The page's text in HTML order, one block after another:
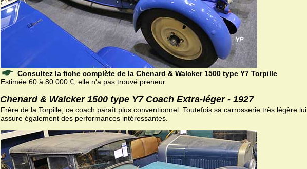
Consultez la fiche complète de la Chenard & Walcker 1500 type Y7 Torpille
Estimée 60 à 80 000 €, elle n'a pas trouvé preneur.
Chenard & Walcker 1500 type Y7 Coach Extra-léger - 1927
Frère de la Torpille, ce coach paraît plus conventionnel. Toutefois sa carrosserie très légère lui
assure également des performances intéressantes.